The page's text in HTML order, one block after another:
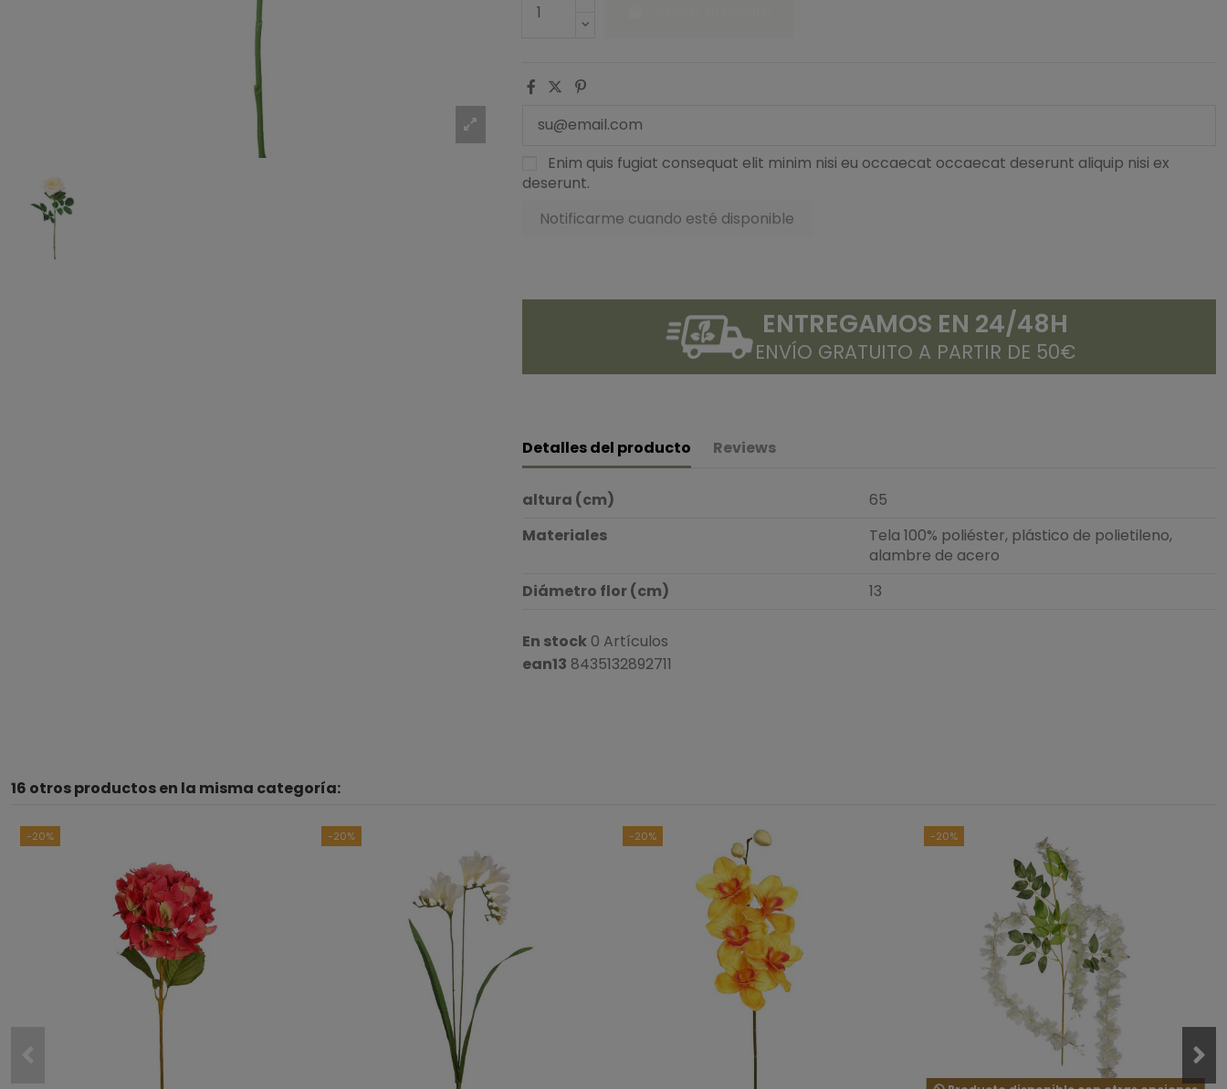
Enim quis fugiat consequat elit minim nisi eu occaecat occaecat deserunt aliquip nisi ex
deserunt.
ENTREGAMOS EN 24/48H
ENVÍO GRATUITO A PARTIR DE 50€
Detalles del producto Reviews
altura (cm)
65
Materiales
Tela 100% poliéster, plástico de polietileno,
alambre de acero
Diámetro flor (cm)
13
En stock 0 Artículos
ean13 8435132892711
16 otros productos en la misma categoría:
-20% -20% -20% -20%